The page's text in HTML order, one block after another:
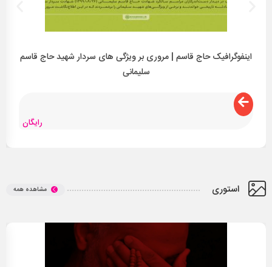
اینفوگرافیک حاج قاسم | مروری بر ویژگی های سردار شهید حاج قاسم
سلیمانی
رایگان
استوری مشاهده همه